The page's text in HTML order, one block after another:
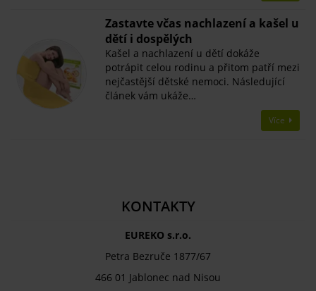
Zastavte včas nachlazení a kašel u
dětí i dospělých
Kašel a nachlazení u dětí dokáže
potrápit celou rodinu a přitom patří mezi
nejčastější dětské nemoci. Následující
článek vám ukáže…
Více
KONTAKTY
EUREKO s.r.o.
Petra Bezruče 1877/67
466 01 Jablonec nad Nisou